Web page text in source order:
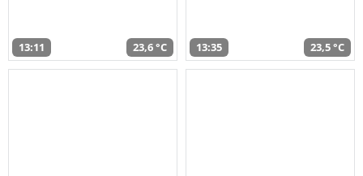
13:11 23,6 °C 13:35 23,5 °C